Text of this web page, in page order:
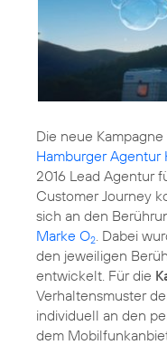
Die neue
Hamburger Agentur
2016 Lead Agentur
Customer Journey
sich an den
Marke O2 . Dabei
den jeweiligen
entwickelt. Für die
Verhaltensmuster
individuell an den
dem